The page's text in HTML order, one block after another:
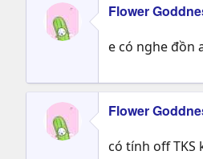
Flower
e có nghe đồn
Flower
có tính off TKS